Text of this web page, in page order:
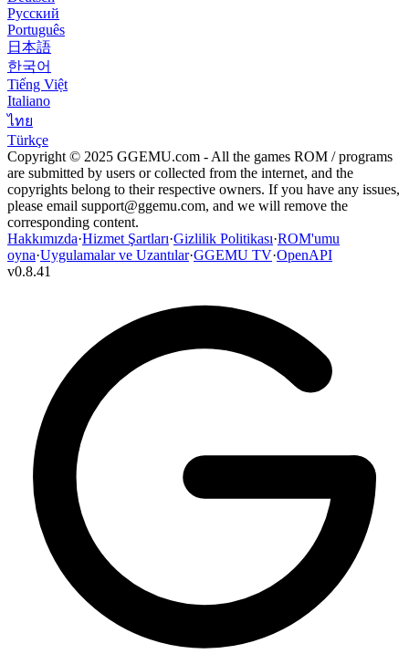
Русский
Português
日本語
한국어
Tiếng Việt
Italiano
ไทย
Türkçe
Copyright © 2025 GGEMU.com - All the games ROM / programs
are submitted by users or collected from the internet, and the
copyrights belong to their respective owners. If you have any issues,
please email support@ggemu.com, and we will remove the
corresponding content.
Hakkımızda·Hizmet Şartları·Gizlilik Politikası·ROM'umu
oyna·Uygulamalar ve Uzantılar·GGEMU TV·OpenAPI
v0.8.41